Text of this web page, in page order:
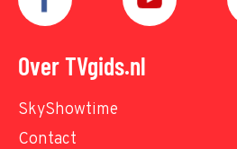
Over TVgids.nl
SkyShowtime
Contact